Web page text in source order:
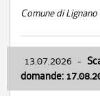
Comune di
13.07.2026 -
domande: